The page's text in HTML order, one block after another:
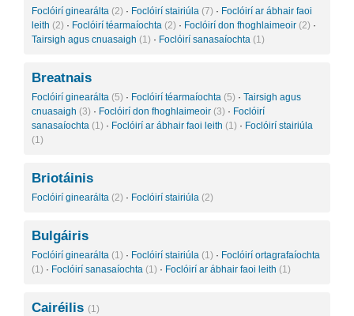
Foclóirí ginearálta (2) · Foclóirí stairiúla (7) · Foclóirí ar ábhair faoi
leith (2) · Foclóirí téarmaíochta (2) · Foclóirí don fhoghlaimeoir (2) ·
Tairsigh agus cnuasaigh (1) · Foclóirí sanasaíochta (1)
Breatnais
Foclóirí ginearálta (5) · Foclóirí téarmaíochta (5) · Tairsigh agus
cnuasaigh (3) · Foclóirí don fhoghlaimeoir (3) · Foclóirí
sanasaíochta (1) · Foclóirí ar ábhair faoi leith (1) · Foclóirí stairiúla
(1)
Briotáinis
Foclóirí ginearálta (2) · Foclóirí stairiúla (2)
Bulgáiris
Foclóirí ginearálta (1) · Foclóirí stairiúla (1) · Foclóirí ortagrafaíochta
(1) · Foclóirí sanasaíochta (1) · Foclóirí ar ábhair faoi leith (1)
Cairéilis (1)